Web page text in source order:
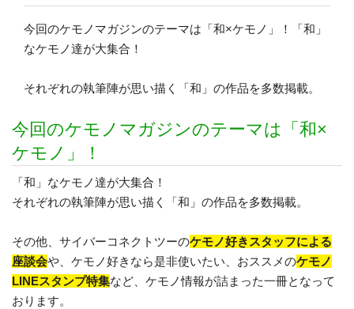
今回のケモノマガジンのテーマは「和×ケモノ」！「和」
なケモノ達が大集合！
それぞれの執筆陣が思い描く「和」の作品を多数掲載。
今回のケモノマガジンのテーマは「和×
ケモノ」！
「和」なケモノ達が大集合！
それぞれの執筆陣が思い描く「和」の作品を多数掲載。
その他、サイバーコネクトツーのケモノ好きスタッフによる
座談会や、ケモノ好きなら是非使いたい、おススメのケモノ
LINEスタンプ特集など、ケモノ情報が詰まった一冊となって
おります。